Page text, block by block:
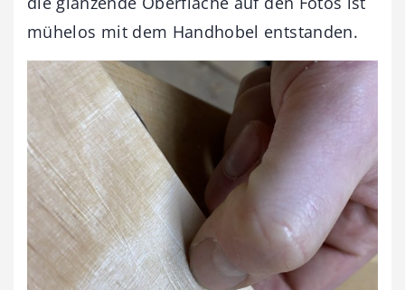
mühelos mit dem Handhobel entstanden.